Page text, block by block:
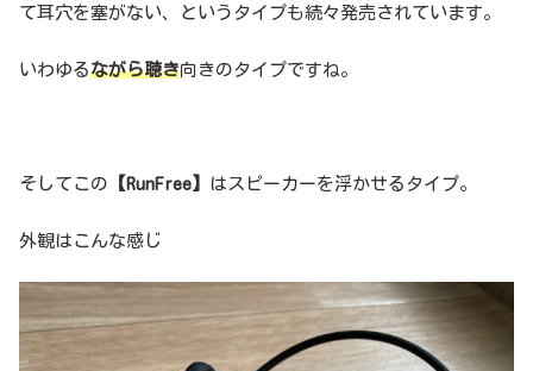
て耳穴を塞がない、というタイプも続々発売されています。
いわゆるながら聴き向きのタイプですね。
そしてこの 【RunFree】 はスピーカーを浮かせるタイプ。
外観はこんな感じ